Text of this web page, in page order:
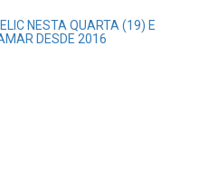
NESTA QUARTA (19) E
DESDE 2016